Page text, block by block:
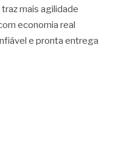
mais agilidade
economia real
e pronta entrega